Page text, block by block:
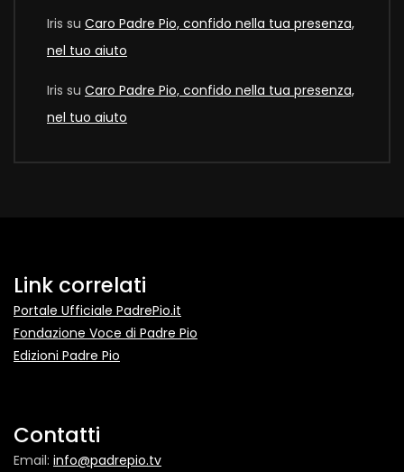
Iris su Caro Padre Pio, confido nella tua presenza,
nel tuo aiuto
Iris su Caro Padre Pio, confido nella tua presenza,
nel tuo aiuto
Link correlati
Portale Ufficiale PadrePio.it
Fondazione Voce di Padre Pio
Edizioni Padre Pio
Contatti
Email: info@padrepio.tv